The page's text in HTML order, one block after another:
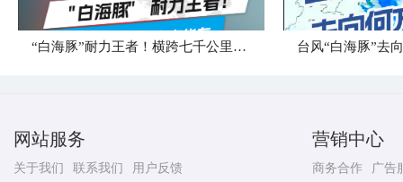
“白海豚”耐力王者！横跨七千公里直奔华东 台风“白海豚”去
网站服务
关于我们 联系我们
用户反馈
营销中心
商务合作
广告